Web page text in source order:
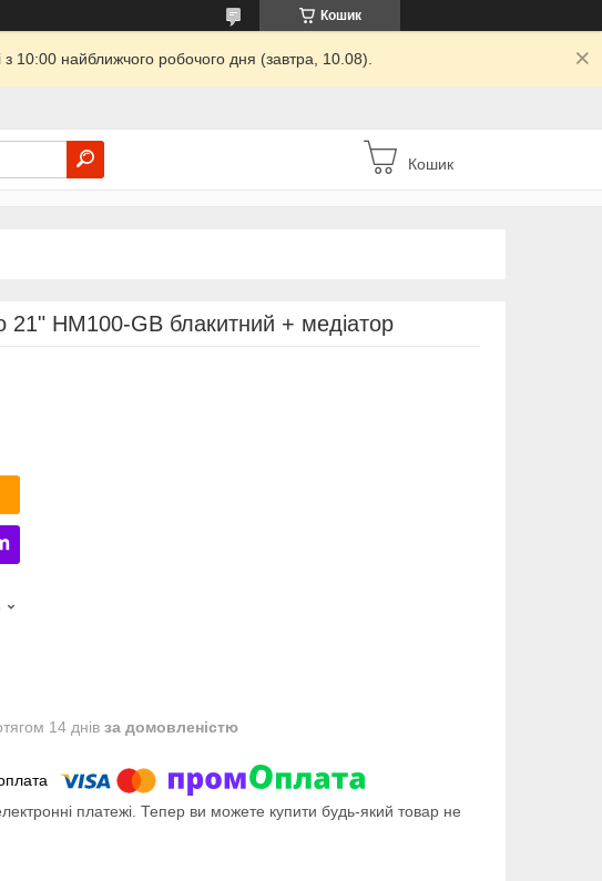
Кошик
10:00 найближчого робочого дня (завтра, 10.08).
Кошик
21" HM100-GB блакитний + медіатор
14 днів за домовленістю
платежі. Тепер ви можете купити будь-який товар не